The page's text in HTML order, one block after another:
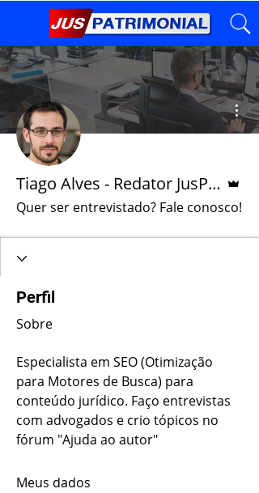
Tiago Alves - Redator JusPatrimonial
Quer ser entrevistado? Fale conosco!
Perfil
Sobre
Especialista em SEO (Otimização
para Motores de Busca) para
conteúdo jurídico. Faço entrevistas
com advogados e crio tópicos no
fórum "Ajuda ao autor"
Meus dados